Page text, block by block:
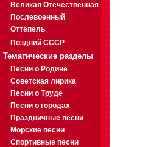
Великая Отечественная
Послевоенный
Оттепель
Поздний СССР
Тематические разделы
Песни о Родине
Советская лирика
Песни о Труде
Песни о городах
Праздничные песни
Морские песни
Спортивные песни